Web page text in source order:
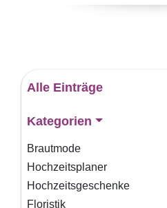
Alle Einträge
Kategorien
Brautmode
Hochzeitsplaner
Hochzeitsgeschenke
Floristik